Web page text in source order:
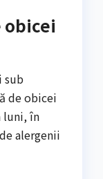
obicei
sub
de obicei
luni, în
alergenii